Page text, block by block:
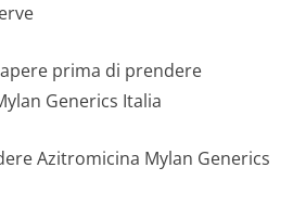
prima di prendere
Generics Italia
Azitromicina Mylan Generics